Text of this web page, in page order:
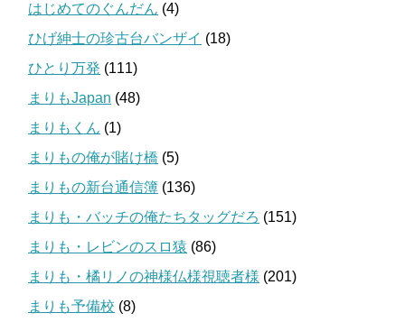
はじめてのぐんだん (4)
ひげ紳士の珍古台バンザイ (18)
ひとり万発 (111)
まりもJapan (48)
まりもくん (1)
まりもの俺が賭け橋 (5)
まりもの新台通信簿 (136)
まりも・バッチの俺たちタッグだろ (151)
まりも・レビンのスロ猿 (86)
まりも・橘リノの神様仏様視聴者様 (201)
まりも予備校 (8)